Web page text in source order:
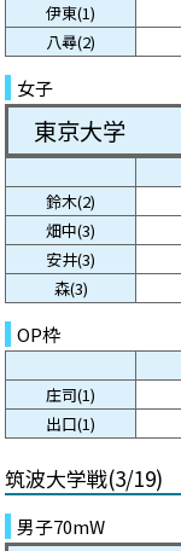
伊東(1)
八尋(2)
女子
東京大学
鈴木(2)
畑中(3)
安井(3)
森(3)
OP枠
庄司(1)
出口(1)
筑波大学戦(3/19)
男子70mW